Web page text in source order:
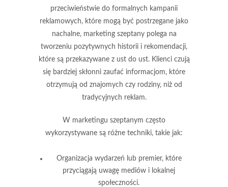
przeciwieństwie do formalnych kampanii
reklamowych, które mogą być postrzegane jako
nachalne, marketing szeptany polega na
tworzeniu pozytywnych historii i rekomendacji,
które są przekazywane z ust do ust. Klienci czują
się bardziej skłonni zaufać informacjom, które
otrzymują od znajomych czy rodziny, niż od
tradycyjnych reklam.
W marketingu szeptanym często
wykorzystywane są różne techniki, takie jak:
Organizacja wydarzeń lub premier, które
przyciągają uwagę mediów i lokalnej
społeczności.